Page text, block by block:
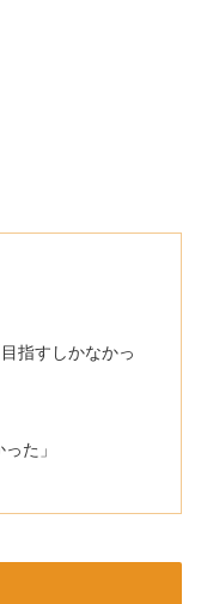
指すしかなかっ
た」